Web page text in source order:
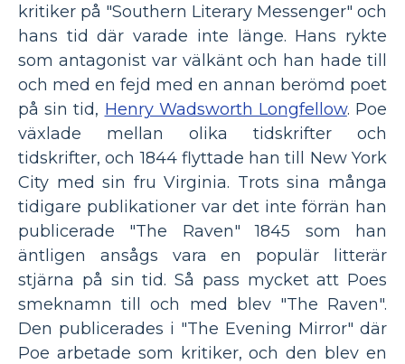
kritiker på "Southern Literary Messenger" och
hans tid där varade inte länge. Hans rykte
som antagonist var välkänt och han hade till
och med en fejd med en annan berömd poet
på sin tid, Henry Wadsworth Longfellow. Poe
växlade mellan olika tidskrifter och
tidskrifter, och 1844 flyttade han till New York
City med sin fru Virginia. Trots sina många
tidigare publikationer var det inte förrän han
publicerade "The Raven" 1845 som han
äntligen ansågs vara en populär litterär
stjärna på sin tid. Så pass mycket att Poes
smeknamn till och med blev "The Raven".
Den publicerades i "The Evening Mirror" där
Poe arbetade som kritiker, och den blev en